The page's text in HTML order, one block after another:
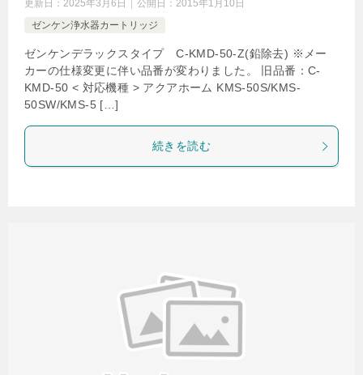
更新日： 2025年3月6日 公開日： 2015年1月10日
ゼンケン浄水器カートリッジ
ゼンケンデラックスタイプ C-KMD-50-Z(鉛除去) ※メー
カーの仕様変更に伴い品番が変わりました。 旧品番：C-
KMD-50 < 対応機種 > アクアホーム KMS-50S/KMS-
50SW/KMS-5 […]
続きを読む